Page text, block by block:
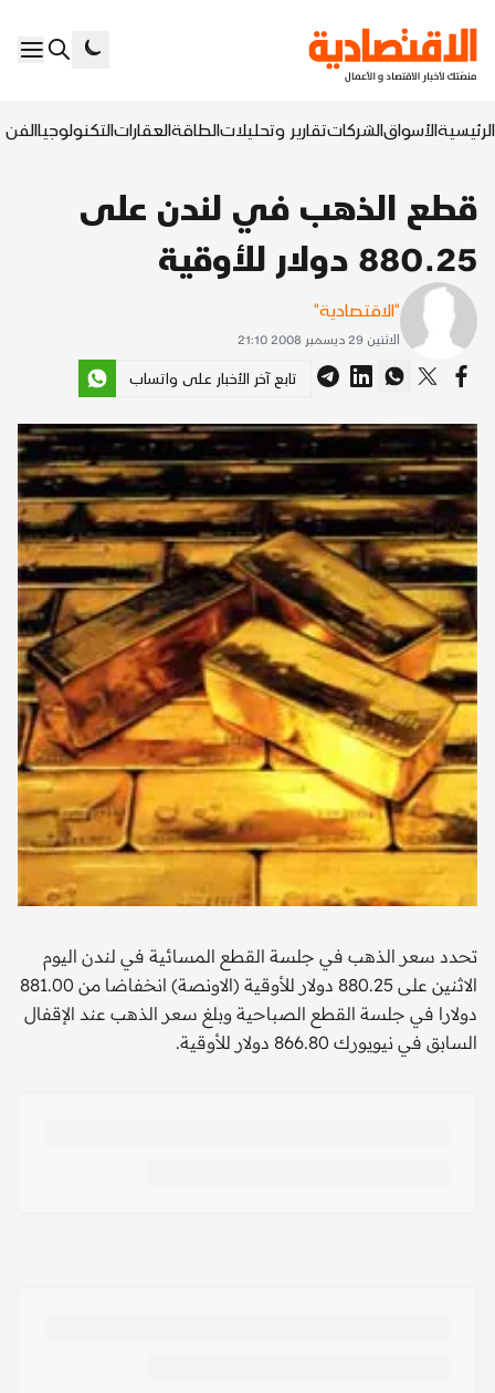
الرئيسيةالأسواقالشركاتتقارير وتحليلاتالطاقةالعقاراتالتكنولوجياالفن
قطع الذهب في لندن على
880.25 دولار للأوقية
"الاقتصادية"
الاثنين 29 ديسمبر 2008 21:10
تابع آخر الأخبار على واتساب
تحدد سعر الذهب في جلسة القطع المسائية في لندن اليوم
الاثنين على 880.25 دولار للأوقية (الاونصة) انخفاضا من 881.00
دولارا في جلسة القطع الصباحية وبلغ سعر الذهب عند الإقفال
السابق في نيويورك 866.80 دولار للأوقية.